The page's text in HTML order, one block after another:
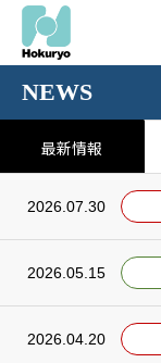
NEWS
最新情報
2026.07.30
2026.05.15
2026.04.20